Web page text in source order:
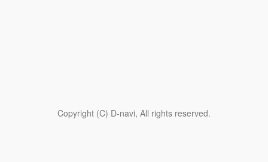
Copyright (C) D-navi, All rights reserved.